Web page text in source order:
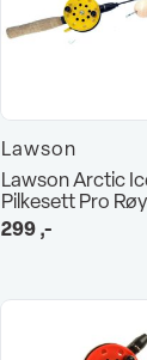
Lawson
Lawson Arctic
Pilkesett Pro
299,-